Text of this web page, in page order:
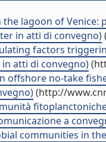
lagoon of
in atti di convegno)
factors
atti di convegno)
offshore no-take
(http://
a
communities in